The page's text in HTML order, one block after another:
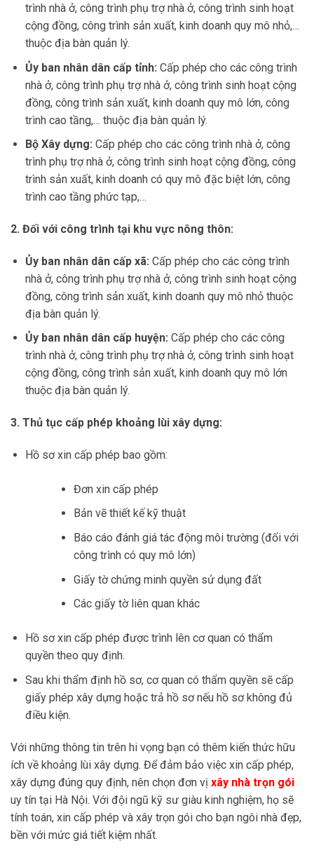
trình nhà ở, công trình phụ trợ nhà ở, công trình sinh hoạt
cộng đồng, công trình sản xuất, kinh doanh quy mô nhỏ,…
thuộc địa bàn quản lý.
Ủy ban nhân dân cấp tỉnh: Cấp phép cho các công trình
nhà ở, công trình phụ trợ nhà ở, công trình sinh hoạt cộng
đồng, công trình sản xuất, kinh doanh quy mô lớn, công
trình cao tầng,… thuộc địa bàn quản lý.
Bộ Xây dựng: Cấp phép cho các công trình nhà ở, công
trình phụ trợ nhà ở, công trình sinh hoạt cộng đồng, công
trình sản xuất, kinh doanh có quy mô đặc biệt lớn, công
trình cao tầng phức tạp,…
2. Đối với công trình tại khu vực nông thôn:
Ủy ban nhân dân cấp xã: Cấp phép cho các công trình
nhà ở, công trình phụ trợ nhà ở, công trình sinh hoạt cộng
đồng, công trình sản xuất, kinh doanh quy mô nhỏ thuộc
địa bàn quản lý.
Ủy ban nhân dân cấp huyện: Cấp phép cho các công
trình nhà ở, công trình phụ trợ nhà ở, công trình sinh hoạt
cộng đồng, công trình sản xuất, kinh doanh quy mô lớn
thuộc địa bàn quản lý.
3. Thủ tục cấp phép khoảng lùi xây dựng:
Hồ sơ xin cấp phép bao gồm:
Đơn xin cấp phép
Bản vẽ thiết kế kỹ thuật
Báo cáo đánh giá tác động môi trường (đối với
công trình có quy mô lớn)
Giấy tờ chứng minh quyền sử dụng đất
Các giấy tờ liên quan khác
Hồ sơ xin cấp phép được trình lên cơ quan có thẩm
quyền theo quy định.
Sau khi thẩm định hồ sơ, cơ quan có thẩm quyền sẽ cấp
giấy phép xây dựng hoặc trả hồ sơ nếu hồ sơ không đủ
điều kiện.
Với những thông tin trên hi vọng bạn có thêm kiến thức hữu
ích về khoảng lùi xây dựng. Để đảm bảo việc xin cấp phép,
xây dựng đúng quy định, nên chọn đơn vị xây nhà trọn gói
uy tín tại Hà Nội. Với đội ngũ kỹ sư giàu kinh nghiệm, họ sẽ
tính toán, xin cấp phép và xây trọn gói cho bạn ngôi nhà đẹp,
bền với mức giá tiết kiệm nhất.